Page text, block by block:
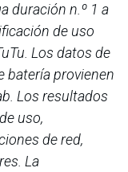
duración n.º 1 a
de uso
Los datos de
batería provienen
Los resultados
uso,
de red,
La